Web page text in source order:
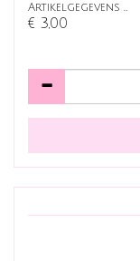
Artikelgegevens …
€ 3,00